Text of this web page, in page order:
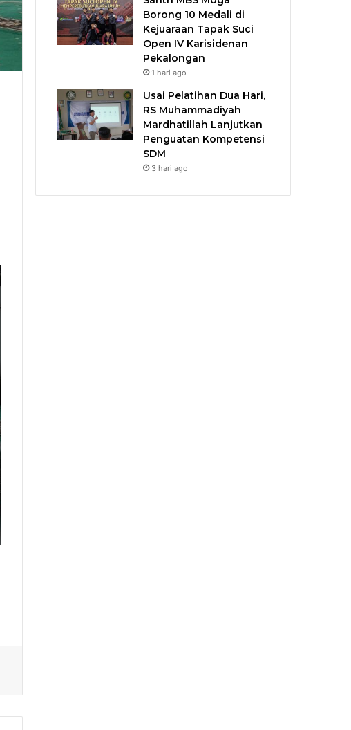
Borong 10 Medali di
Kejuaraan Tapak Suci
Open IV Karisidenan
Pekalongan
1 hari ago
Usai Pelatihan Dua Hari,
RS Muhammadiyah
Mardhatillah Lanjutkan
Penguatan Kompetensi
SDM
3 hari ago